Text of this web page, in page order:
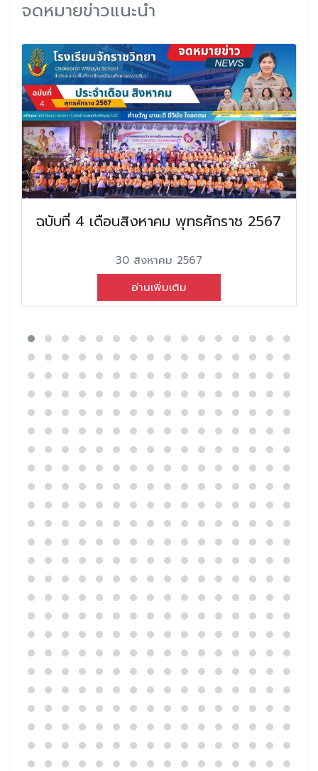
จดหมายข่าวแนะนำ
ฉบับที่ 4 เดือนสิงหาคม พุทธศักราช 2567
30 สิงหาคม 2567
อ่านเพิ่มเติม